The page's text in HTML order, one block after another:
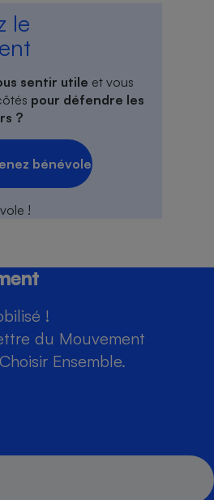
le
sentir utile et vous
pour défendre les
?
bénévole
!
du Mouvement
Ensemble.